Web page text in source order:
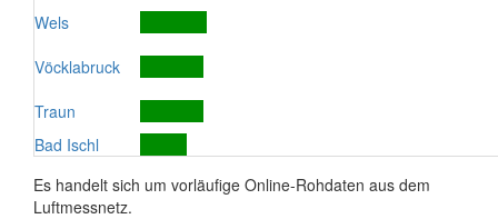
Wels
Vöcklabruck
Traun
Bad Ischl
Es handelt sich um vorläufige Online-Rohdaten aus dem
Luftmessnetz.